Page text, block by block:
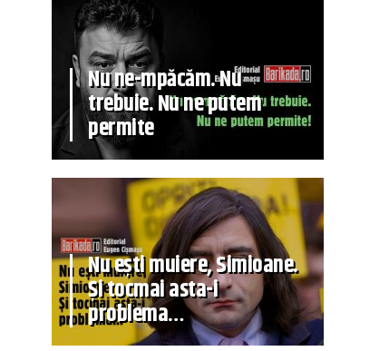
Nu ne-mpăcăm. Nu
trebuie. Nu ne putem
permite
Nu ești muiere, Simioane.
Și tocmai asta-i
problema…